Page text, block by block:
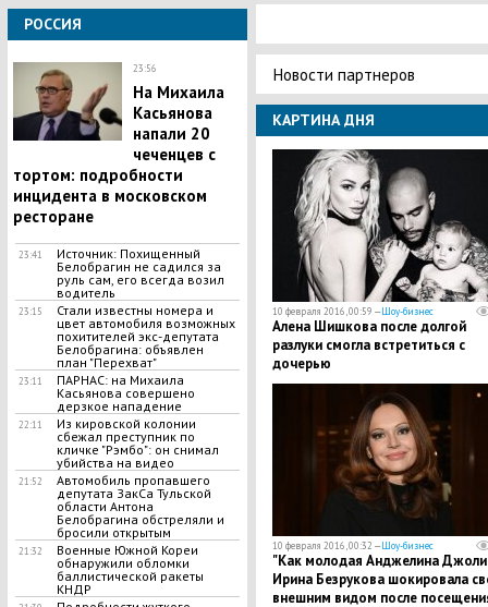
РОССИЯ
23:56
На Михаила
Касьянова
напали 20
чеченцев с
тортом: подробности
инцидента в московском
ресторане
23:41
Источник: Похищенный
Белобрагин не садился за
руль сам, его всегда возил
водитель
23:15
Стали известны номера и
цвет автомобиля возможных
похитителей экс-депутата
Белобрагина: объявлен
план "Перехват"
23:11
ПАРНАС: на Михаила
Касьянова совершено
дерзкое нападение
22:11
Из кировской колонии
сбежал преступник по
кличке "Рэмбо": он снимал
убийства на видео
21:52
Автомобиль пропавшего
депутата ЗакСа Тульской
области Антона
Белобрагина обстреляли и
бросили открытым
21:32
Военные Южной Кореи
обнаружили обломки
баллистической ракеты
КНДР
Новости партнеров
КАРТИНА ДНЯ
10 февраля 2016, 00:59 —Шоу-бизнес
Алена Шишкова после долгой
разлуки смогла встретиться с
дочерью
10 февраля 2016, 00:32 —Шоу-бизнес
"Как молодая Анджелина
Ирина Безрукова шокировала
внешним видом после